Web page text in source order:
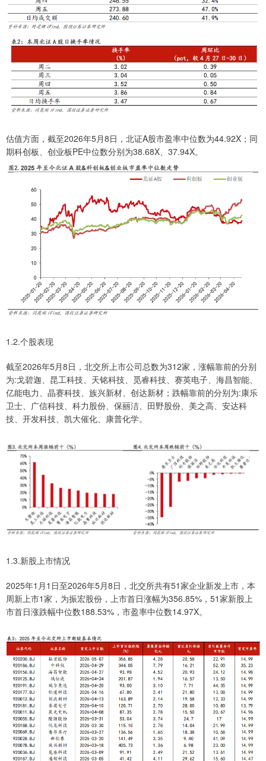
估值方面，截至2026年5月8日，北证A股市盈率中位数为44.92X；同
期科创板、创业板PE中位数分别为38.68X、37.94X。
1.2.个股表现
截至2026年5月8日，北交所上市公司总数为312家，涨幅靠前的分别
为:戈碧迦、昆工科技、天铭科技、觅睿科技、赛英电子、海昌智能、
亿能电力、晶赛科技、族兴新材、创达新材；跌幅靠前的分别为:康乐
卫士、广信科技、科力股份、保丽洁、田野股份、美之高、安达科
技、开发科技、凯大催化、康普化学。
1.3.新股上市情况
2025年1月1日至2026年5月8日，北交所共有51家企业新发上市，本
周新上市1家，为振宏股份，上市首日涨幅为356.85%，51家新股上
市首日涨跌幅中位数188.53%，市盈率中位数14.97X。